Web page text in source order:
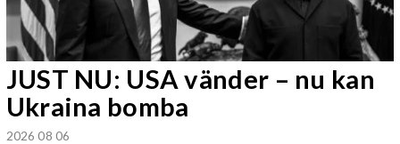
JUST NU: USA vänder – nu kan
Ukraina bomba
2026 08 06